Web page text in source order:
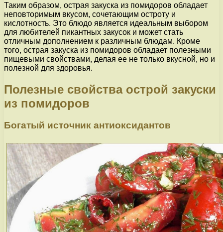
Таким образом, острая закуска из помидоров обладает
неповторимым вкусом, сочетающим остроту и
кислотность. Это блюдо является идеальным выбором
для любителей пикантных закусок и может стать
отличным дополнением к различным блюдам. Кроме
того, острая закуска из помидоров обладает полезными
пищевыми свойствами, делая ее не только вкусной, но и
полезной для здоровья.
Полезные свойства острой закуски
из помидоров
Богатый источник антиоксидантов